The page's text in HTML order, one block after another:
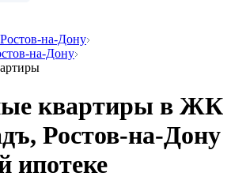
на-Дону
на-Дону
квартиры в ЖК
Ростов-на-Дону
ипотеке